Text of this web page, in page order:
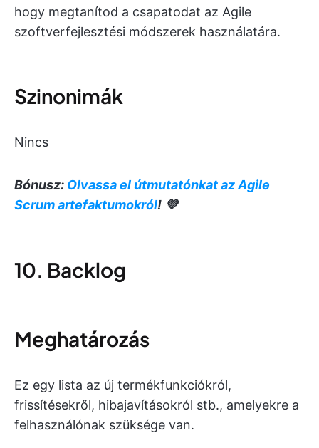
hogy megtanítod a csapatodat az Agile
szoftverfejlesztési módszerek használatára.
Szinonimák
Nincs
Bónusz: Olvassa el útmutatónkat az Agile
Scrum artefaktumokról! 💜
10. Backlog
Meghatározás
Ez egy lista az új termékfunkciókról,
frissítésekről, hibajavításokról stb., amelyekre a
felhasználónak szüksége van.